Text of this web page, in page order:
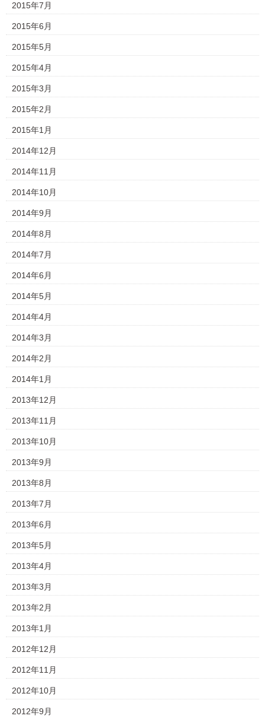
2015年7月
2015年6月
2015年5月
2015年4月
2015年3月
2015年2月
2015年1月
2014年12月
2014年11月
2014年10月
2014年9月
2014年8月
2014年7月
2014年6月
2014年5月
2014年4月
2014年3月
2014年2月
2014年1月
2013年12月
2013年11月
2013年10月
2013年9月
2013年8月
2013年7月
2013年6月
2013年5月
2013年4月
2013年3月
2013年2月
2013年1月
2012年12月
2012年11月
2012年10月
2012年9月